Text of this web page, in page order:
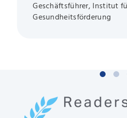
Geschäftsführer, Institut
Gesundheitsförderung